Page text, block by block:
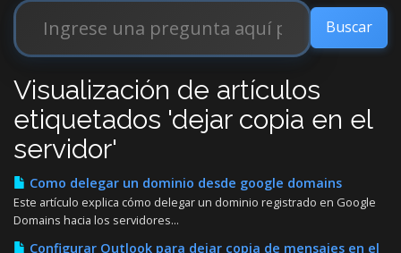
Visualización de artículos
etiquetados 'dejar copia en el
servidor'
Como delegar un dominio desde google domains
Este artículo explica cómo delegar un dominio registrado en Google
Domains hacia los servidores...
Configurar Outlook para dejar copia de mensajes en el